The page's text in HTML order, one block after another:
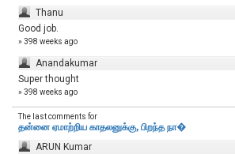
Thanu
Good job.
» 398 weeks ago
Anandakumar
Super thought
» 398 weeks ago
The last comments for
தன்னை ஏமாற்றிய காதலனுக்கு, பிறந்த நா�
ARUN Kumar